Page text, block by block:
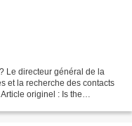
Le directeur général de la
et la recherche des contacts
originel : Is the